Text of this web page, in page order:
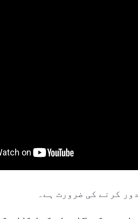
کرنے کی ضرورت ہے۔